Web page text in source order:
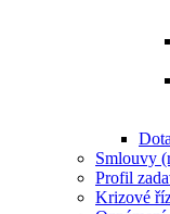
Smlouvy
Profil
Krizové